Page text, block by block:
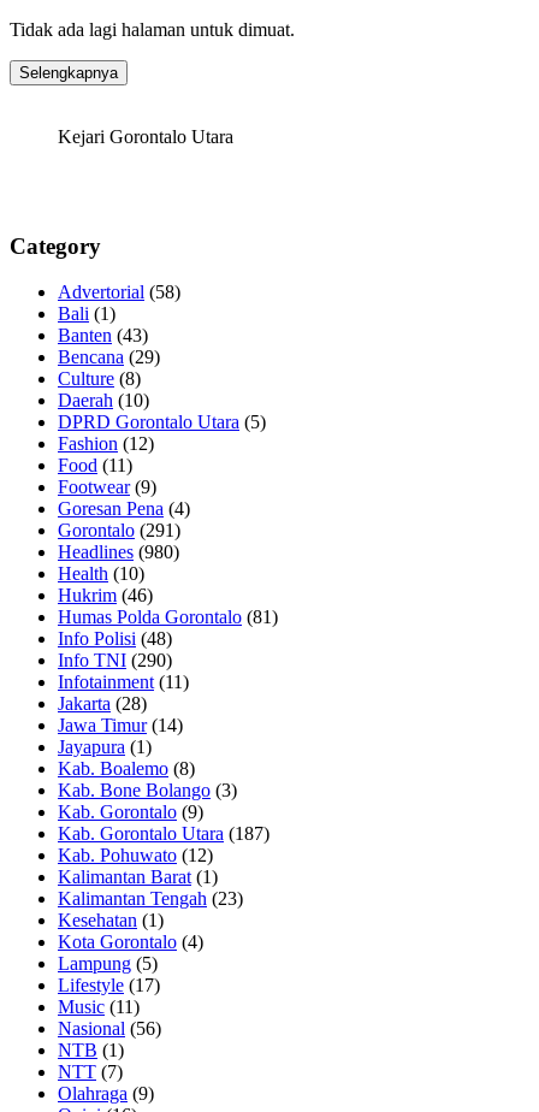
Tidak ada lagi halaman untuk dimuat.
Selengkapnya
Kejari Gorontalo Utara
Category
Advertorial (58)
Bali (1)
Banten (43)
Bencana (29)
Culture (8)
Daerah (10)
DPRD Gorontalo Utara (5)
Fashion (12)
Food (11)
Footwear(9)
Goresan Pena (4)
Gorontalo (291)
Headlines (980)
Health (10)
Hukrim (46)
Humas Polda Gorontalo (81)
Info Polisi (48)
Info TNI (290)
Infotainment(11)
Jakarta (28)
Jawa Timur(14)
Jayapura (1)
Kab. Boalemo (8)
Kab. Bone Bolango (3)
Kab. Gorontalo (9)
Kab. Gorontalo Utara (187)
Kab. Pohuwato (12)
Kalimantan Barat(1)
Kalimantan Tengah (23)
Kesehatan (1)
Kota Gorontalo (4)
Lampung (5)
Lifestyle (17)
Music (11)
Nasional (56)
NTB (1)
NTT (7)
Olahraga (9)